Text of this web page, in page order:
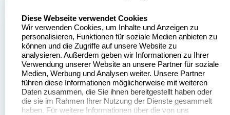
Stempelgestalten.de
Asterlager Straße 97
47228 Duisburg
Deutschland
Über uns
Sitemap
Alle
Stempelinformationen
Diese Webseite verwendet Cookies
Wir verwenden Cookies, um Inhalte und Anzeigen zu
personalisieren, Funktionen für soziale Medien anbieten zu
können und die Zugriffe auf unsere Website zu
analysieren. Außerdem geben wir Informationen zu Ihrer
Verwendung unserer Website an unsere Partner für soziale
Medien, Werbung und Analysen weiter. Unsere Partner
führen diese Informationen möglicherweise mit weiteren
Daten zusammen, die Sie ihnen bereitgestellt haben oder
die sie im Rahmen Ihrer Nutzung der Dienste gesammelt
haben. Für weitere Informationen über die von uns